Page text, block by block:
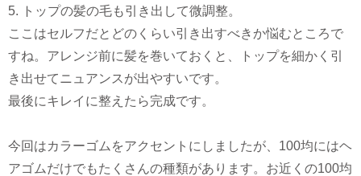
5. トップの髪の毛も引き出して微調整。
ここはセルフだとどのくらい引き出すべきか悩むところで
すね。アレンジ前に髪を巻いておくと、トップを細かく引
き出せてニュアンスが出やすいです。
最後にキレイに整えたら完成です。
今回はカラーゴムをアクセントにしましたが、100均にはヘ
アゴムだけでもたくさんの種類があります。お近くの100均